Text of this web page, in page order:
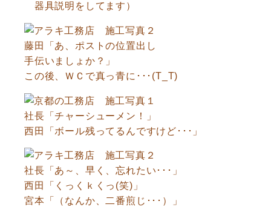
器具説明をしてます）
藤田「あ、ポストの位置出し
手伝いましょか？」
この後、ＷＣで真っ青に･･･(T_T)
社長「チャーシューメン！」
西田「ボール残ってるんですけど･･･」
社長「あ～、早く、忘れたい･･･」
西田「くっくｋくっ(笑)」
宮本「（なんか、二番煎じ･･･）」